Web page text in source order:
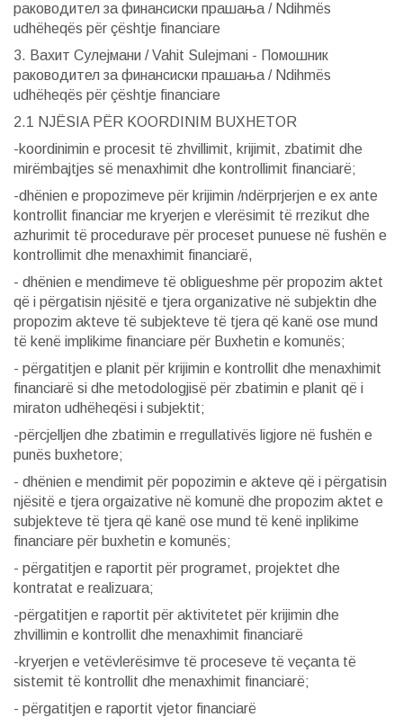
раководител за финансиски прашања / Ndihmës
udhëheqës për çështje financiare
3. Вахит Сулејмани / Vahit Sulejmani - Помошник
раководител за финансиски прашања / Ndihmës
udhëheqës për çështje financiare
2.1 NJËSIA PËR KOORDINIM BUXHETOR
-koordinimin e procesit të zhvillimit, krijimit, zbatimit dhe
mirëmbajtjes së menaxhimit dhe kontrollimit financiarë;
-dhënien e propozimeve për krijimin /ndërprjerjen e ex ante
kontrollit financiar me kryerjen e vlerësimit të rrezikut dhe
azhurimit të procedurave për proceset punuese në fushën e
kontrollimit dhe menaxhimit financiarë,
- dhënien e mendimeve të obligueshme për propozim aktet
që i përgatisin njësitë e tjera organizative në subjektin dhe
propozim akteve të subjekteve të tjera që kanë ose mund
të kenë implikime financiare për Buxhetin e komunës;
- përgatitjen e planit për krijimin e kontrollit dhe menaxhimit
financiarë si dhe metodologjisë për zbatimin e planit që i
miraton udhëheqësi i subjektit;
-përcjelljen dhe zbatimin e rregullativës ligjore në fushën e
punës buxhetore;
- dhënien e mendimit për popozimin e akteve që i përgatisin
njësitë e tjera orgaizative në komunë dhe propozim aktet e
subjekteve të tjera që kanë ose mund të kenë inplikime
financiare për buxhetin e komunës;
- përgatitjen e raportit për programet, projektet dhe
kontratat e realizuara;
-përgatitjen e raportit për aktivitetet për krijimin dhe
zhvillimin e kontrollit dhe menaxhimit financiarë
-kryerjen e vetëvlerësimve të proceseve të veçanta të
sistemit të kontrollit dhe menaxhimit financiarë;
- përgatitjen e raportit vjetor financiarë